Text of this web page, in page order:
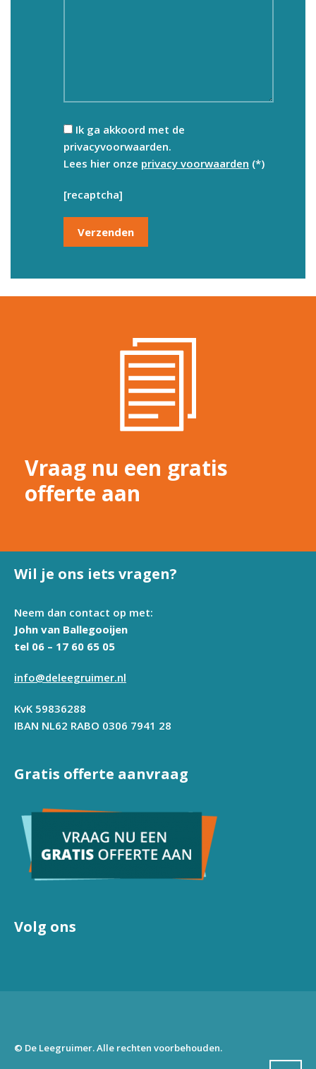
Ik ga akkoord met de
privacyvoorwaarden.
Lees hier onze privacy voorwaarden (*)
[recaptcha]
Vraag nu een gratis
offerte aan
Wil je ons iets vragen?
Neem dan contact op met:
John van Ballegooijen
tel 06 – 17 60 65 05
info@deleegruimer.nl
KvK 59836288
IBAN NL62 RABO 0306 7941 28
Gratis offerte aanvraag
Volg ons
© De Leegruimer. Alle rechten voorbehouden.